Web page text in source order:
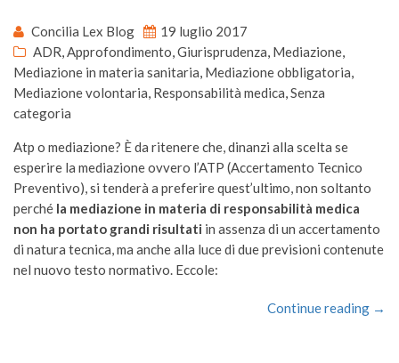
Concilia Lex Blog
19 luglio 2017
ADR,Approfondimento,Giurisprudenza, Mediazione,
Mediazione in materia sanitaria, Mediazione obbligatoria,
Mediazione volontaria, Responsabilità medica,Senza
categoria
Atp o mediazione? È da ritenere che, dinanzi alla scelta se
esperire la mediazione ovvero l’ATP (Accertamento Tecnico
Preventivo), si tenderà a preferire quest’ultimo, non soltanto
perché la mediazione in materia di responsabilità medica
non ha portato grandi risultati in assenza di un accertamento
di natura tecnica, ma anche alla luce di due previsioni contenute
nel nuovo testo normativo. Eccole:
Continue reading →